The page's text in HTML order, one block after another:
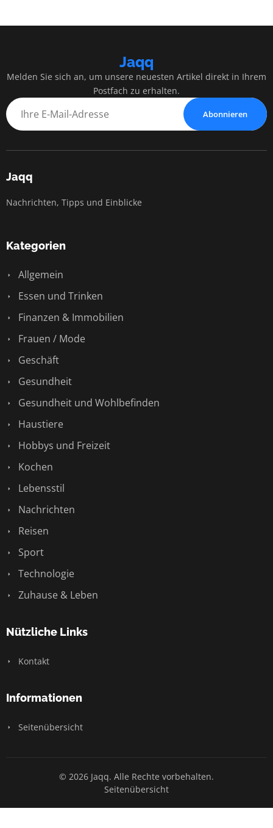
Jaqq
Melden Sie sich an, um unsere neuesten Artikel direkt in Ihrem
Postfach zu erhalten.
Abonnieren
Jaqq
Nachrichten, Tipps und Einblicke
Kategorien
Allgemein
Essen und Trinken
Finanzen & Immobilien
Frauen / Mode
Geschäft
Gesundheit
Gesundheit und Wohlbefinden
Haustiere
Hobbys und Freizeit
Kochen
Lebensstil
Nachrichten
Reisen
Sport
Technologie
Zuhause & Leben
Nützliche Links
Kontakt
Informationen
Seitenübersicht
© 2026 Jaqq. Alle Rechte vorbehalten.
Seitenübersicht